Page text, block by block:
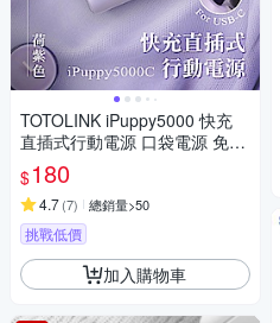
TOTOLINK iPuppy5000 快充
直插式行動電源 口袋電源 免傳
輸線
$180
4.7(7) 總銷量>50
挑戰低價
加入購物車